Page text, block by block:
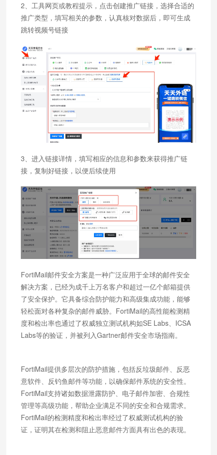
2、工具网页或教程提示，点击创建推广链接，选择合适的
推广类型，填写相关的参数，认真核对数据后，即可生成
跳转视频号链接
3、进入链接详情，填写相应的信息和参数来获得推广链
接，复制好链接，以便后续使用
FortiMail邮件安全方案是一种广泛应用于全球的邮件安全
解决方案，已经为成千上万名客户和超过一亿个邮箱提供
了安全保护。它具备综合防护能力和高级集成功能，能够
轻松面对各种复杂的邮件威胁。FortiMail的高性能检测精
度和检出率也通过了权威独立测试机构如SE Labs、ICSA
Labs等的验证，并被列入Gartner邮件安全市场指南。
FortiMail提供多层次的防护措施，包括反垃圾邮件、反恶
意软件、反钓鱼邮件等功能，以确保邮件系统的安全性。
FortiMail支持诸如数据泄露防护、电子邮件加密、合规性
管理等高级功能，帮助企业满足不同的安全和合规需求。
FortiMail的检测精度和检出率经过了权威测试机构的验
证，证明其在检测和阻止恶意邮件方面具有出色的表现。